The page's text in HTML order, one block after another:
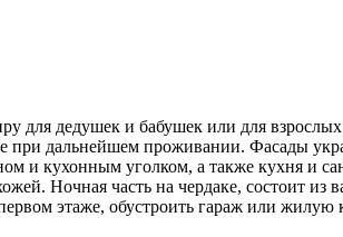
дедушек и бабушек или для
дальнейшем проживании. Фасады
и кухонным уголком, а также кухня и
Ночная часть на чердаке, состоит из
этаже, обустроить гараж или жилую